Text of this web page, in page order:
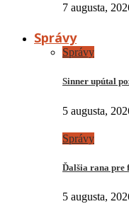
7 augusta,
Správy
Správy
Sinner upútal
5 augusta,
Správy
Ďalšia rana pre
5 augusta,